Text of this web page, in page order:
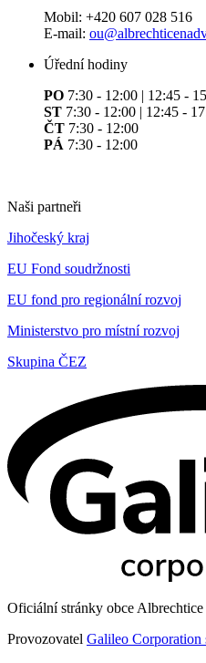
Mobil: +420 607 028 516
E-mail:
Úřední hodiny
PO 7:30 - 12:00 | 12:45 -
ST 7:30 - 12:00 | 12:45 -
ČT 7:30 - 12:00
PÁ 7:30 - 12:00
Naši partneři
Jihočeský kraj
EU Fond soudržnosti
EU fond pro regionální rozvoj
Ministerstvo pro místní rozvoj
Skupina ČEZ
Oficiální stránky obce
Provozovatel Galileo Corporation